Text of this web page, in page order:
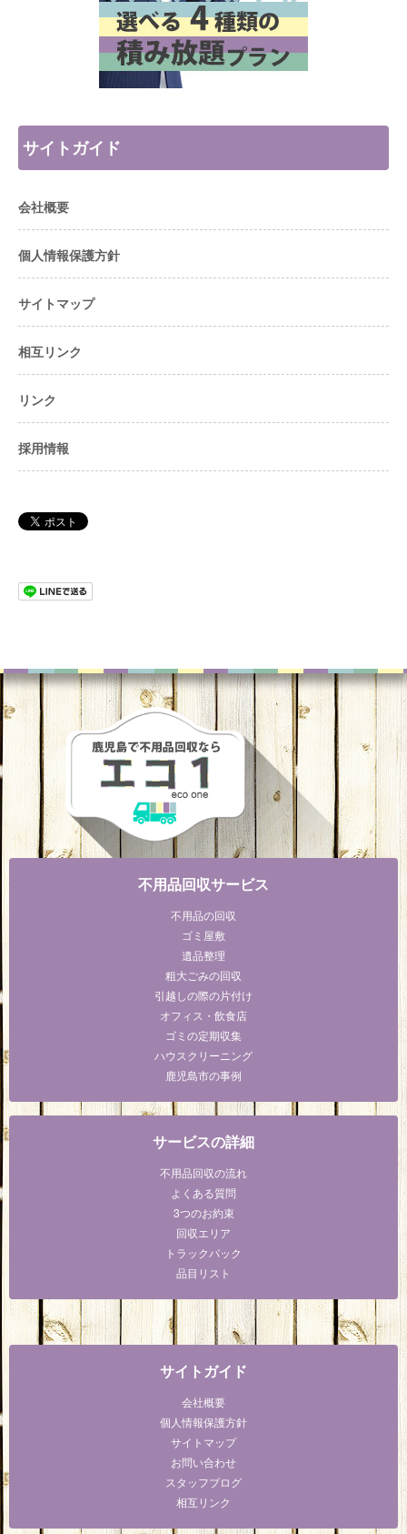
サイトガイド
会社概要
個人情報保護方針
サイトマップ
相互リンク
リンク
採用情報
不用品回収サービス
不用品の回収
ゴミ屋敷
遺品整理
粗大ごみの回収
引越しの際の片付け
オフィス・飲食店
ゴミの定期収集
ハウスクリーニング
鹿児島市の事例
サービスの詳細
不用品回収の流れ
よくある質問
3つのお約束
回収エリア
トラックパック
品目リスト
サイトガイド
会社概要
個人情報保護方針
サイトマップ
お問い合わせ
スタッフブログ
相互リンク